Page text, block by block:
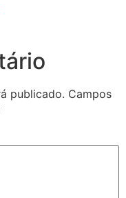
publicado. Campos